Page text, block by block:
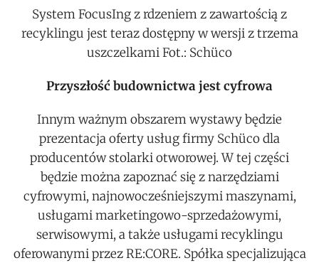
System FocusIng z rdzeniem z zawartością z
recyklingu jest teraz dostępny w wersji z trzema
uszczelkami Fot.: Schüco
Przyszłość budownictwa jest cyfrowa
Innym ważnym obszarem wystawy będzie
prezentacja oferty usług firmy Schüco dla
producentów stolarki otworowej. W tej części
będzie można zapoznać się z narzędziami
cyfrowymi, najnowocześniejszymi maszynami,
usługami marketingowo-sprzedażowymi,
serwisowymi, a także usługami recyklingu
oferowanymi przez RE:CORE. Spółka specjalizująca